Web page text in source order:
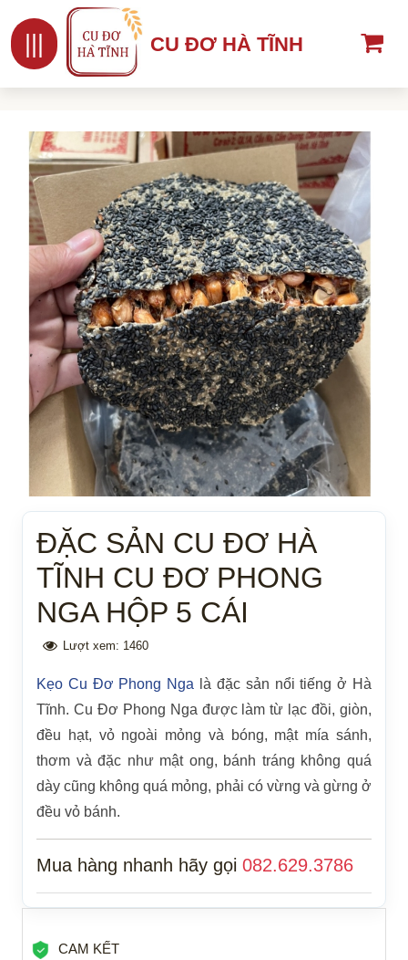
CU ĐƠ HÀ TĨNH
ĐẶC SẢN CU ĐƠ HÀ
TĨNH CU ĐƠ PHONG
NGA HỘP 5 CÁI
Lượt xem: 1460
Kẹo Cu Đơ Phong Nga là đặc sản nổi tiếng ở Hà
Tĩnh. Cu Đơ Phong Nga được làm từ lạc đồi, giòn,
đều hạt, vỏ ngoài mỏng và bóng, mật mía sánh,
thơm và đặc như mật ong, bánh tráng không quá
dày cũng không quá mỏng, phải có vừng và gừng ở
đều vỏ bánh.
Mua hàng nhanh hãy gọi 082.629.3786
CAM KẾT